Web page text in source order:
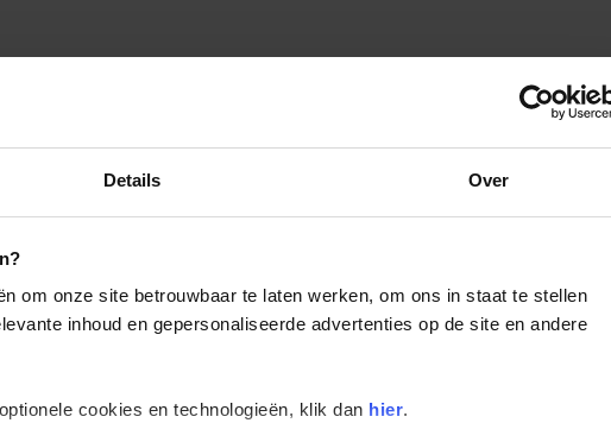
Details Over
om onze site betrouwbaar te laten werken, om ons in staat te stellen
inhoud en gepersonaliseerde advertenties op de site en andere
cookies en technologieën, klik dan hier.